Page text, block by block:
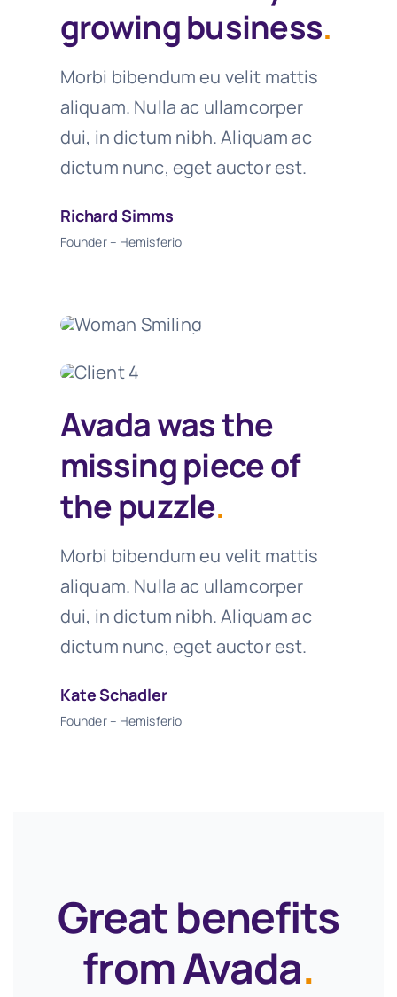
growing business.
Morbi bibendum eu velit mattis
aliquam. Nulla ac ullamcorper
dui, in dictum nibh. Aliquam ac
dictum nunc, eget auctor est.
Richard Simms
Founder – Hemisferio
Avada was the
missing piece of
the puzzle.
Morbi bibendum eu velit mattis
aliquam. Nulla ac ullamcorper
dui, in dictum nibh. Aliquam ac
dictum nunc, eget auctor est.
Kate Schadler
Founder – Hemisferio
Great benefits
from Avada.